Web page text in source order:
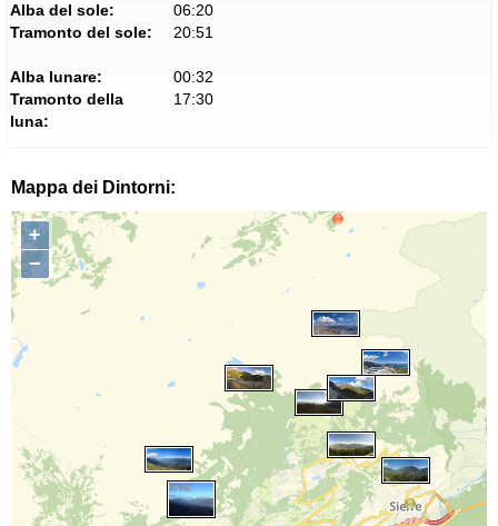
Alba del sole:
06:20
Tramonto del sole:
20:51
Alba lunare:
00:32
Tramonto della
luna:
17:30
Mappa dei Dintorni:
+
−